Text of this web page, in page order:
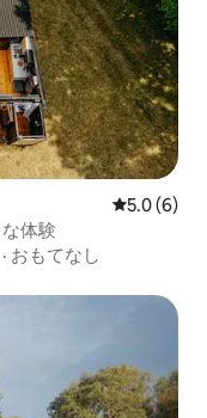
レビュー6
5.0 (6)
体験
· おもてなし